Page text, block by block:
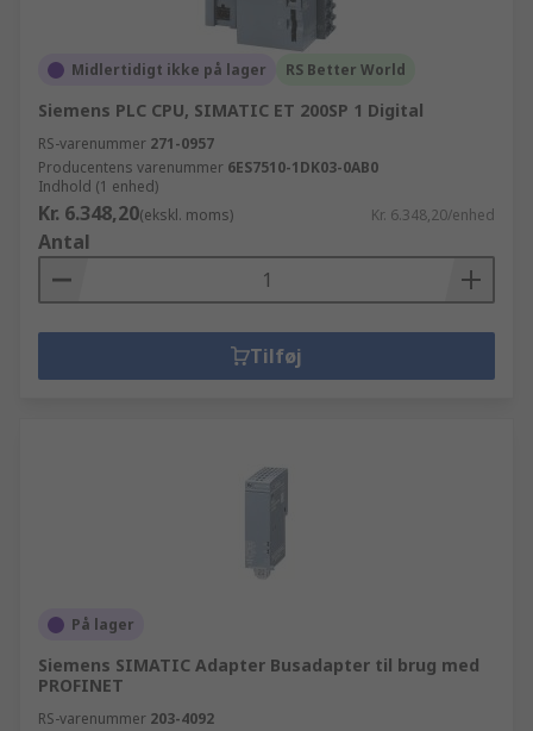
Midlertidigt ikke på lager RS Better World
Siemens PLC CPU, SIMATIC ET 200SP 1 Digital
RS-varenummer 271-0957
Producentens varenummer 6ES7510-1DK03-0AB0
Indhold (1 enhed)
Kr. 6.348,20(ekskl. moms) Kr. 6.348,20/enhed
Antal
Tilføj
På lager
Siemens SIMATIC Adapter Busadapter til brug med
PROFINET
RS-varenummer 203-4092